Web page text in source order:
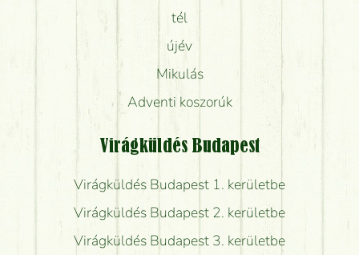
tél
újév
Mikulás
Adventi koszorúk
Virágküldés Budapest
Virágküldés Budapest 1. kerületbe
Virágküldés Budapest 2. kerületbe
Virágküldés Budapest 3. kerületbe